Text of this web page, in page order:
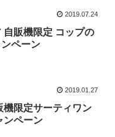
2019.07.24
自販機限定 コップの
ペーン
2019.01.27
機限定サーティワン
ンペーン